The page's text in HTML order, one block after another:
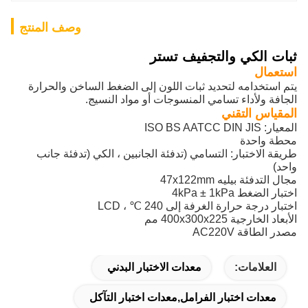
وصف المنتج
ثبات الكي والتجفيف تستر
استعمال
يتم استخدامه لتحديد ثبات اللون إلى الضغط الساخن والحرارة
الجافة ولأداء تسامي المنسوجات أو مواد النسيج.
المقياس التقني
المعيار: ISO BS AATCC DIN JIS
محطة واحدة
طريقة الاختبار: التسامي (تدفئة الجانبين ، الكي (تدفئة جانب
واحد)
مجال التدفئة بيليه 47x122mm
اختبار الضغط 4kPa ± 1kPa
اختبار درجة حرارة الغرفة إلى 240 ℃ ، LCD
الأبعاد الخارجية 400x300x225 مم
مصدر الطاقة AC220V
العلامات: معدات الاختبار البدني
معدات اختبار الفرامل,معدات اختبار التآكل